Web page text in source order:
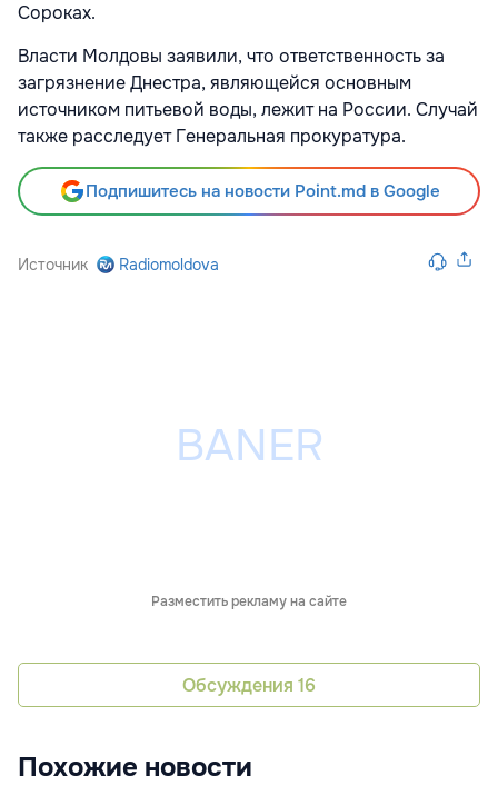
Сороках.
Власти Молдовы заявили, что ответственность за
загрязнениеДнестра, являющейся основным
источником питьевой воды, лежит на России. Случай
также расследует Генеральная прокуратура.
Подпишитесь на новости Point.md в Google
Источник Radiomoldova
Разместить рекламу на сайте
Обсуждения 16
Похожие новости